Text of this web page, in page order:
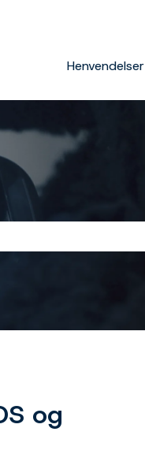
Henvendelser
og